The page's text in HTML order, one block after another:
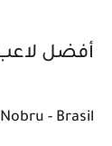
أفضل لاعب
Nobru - Brasil